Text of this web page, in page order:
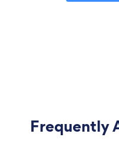
Frequently